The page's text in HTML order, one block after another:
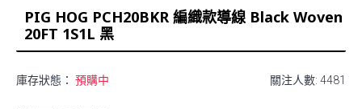
PIG HOG PCH20BKR 編織款導線 Black Woven
20FT 1S1L 黑
關注人數: 4481
庫存狀態： 預購中